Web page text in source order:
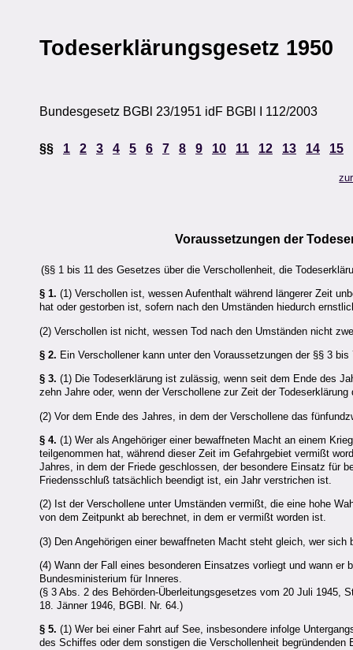
Todeserklärungsgesetz 1950
Bundesgesetz BGBl 23/1951 idF BGBl I 112/2003
§§ 1 2 3 4 5 6 7 8 9 10 11 12 13 14 15
Voraussetzungen der
(§§ 1 bis 11 des Gesetzes über die Verschollenheit, die
§ 1. (1) Verschollen ist, wessen Aufenthalt während längerer Zeit
hat oder gestorben ist, sofern nach den Umständen hiedurch
(2) Verschollen ist nicht, wessen Tod nach den Umständen nicht
§ 2. Ein Verschollener kann unter den Voraussetzungen der §§ 3
§ 3. (1) Die Todeserklärung ist zulässig, wenn seit dem Ende des
zehn Jahre oder, wenn der Verschollene zur Zeit der
(2) Vor dem Ende des Jahres, in dem der Verschollene das
§ 4. (1) Wer als Angehöriger einer bewaffneten Macht an einem
teilgenommen hat, während dieser Zeit im Gefahrgebiet vermißt
Jahres, in dem der Friede geschlossen, der besondere Einsatz für
Friedensschluß tatsächlich beendigt ist, ein Jahr verstrichen ist.
(2) Ist der Verschollene unter Umständen vermißt, die eine hohe
von dem Zeitpunkt ab berechnet, in dem er vermißt worden ist.
(3) Den Angehörigen einer bewaffneten Macht steht gleich, wer sich
(4) Wann der Fall eines besonderen Einsatzes vorliegt und wann
Bundesministerium für Inneres.
(§ 3 Abs. 2 des Behörden-Überleitungsgesetzes vom 20 Juli 1945,
18. Jänner 1946, BGBl. Nr. 64.)
§ 5. (1) Wer bei einer Fahrt auf See, insbesondere infolge
des Schiffes oder dem sonstigen die Verschollenheit